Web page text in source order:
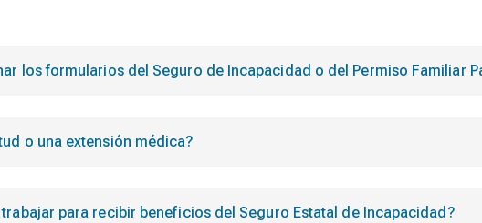
los formularios del Seguro de Incapacidad o del Permiso Familiar
o una extensión médica?
para recibir beneficios del Seguro Estatal de Incapacidad?